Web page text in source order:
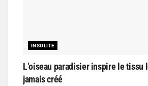
INSOLITE
L’oiseau paradisier inspire le tissu
jamais créé